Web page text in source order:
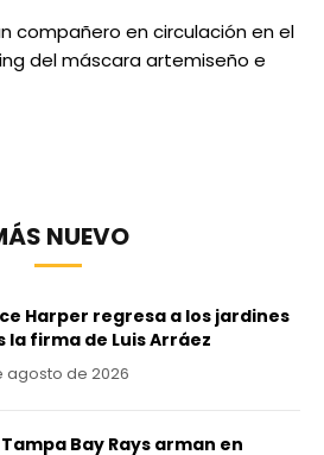
compañero en circulación en el
del máscara artemiseño e
NUEVO
Harper regresa a los jardines
la firma de Luis Arráez
agosto de 2026
Tampa Bay Rays arman en